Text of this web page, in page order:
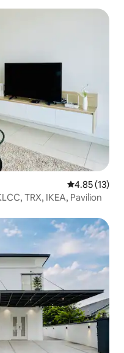
औसत रेटिंग 5 में
4.85 (13)
TRX, IKEA, Pavilion